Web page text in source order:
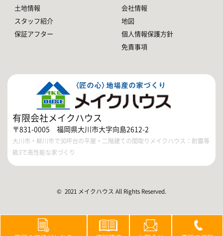
土地情報
スタッフ紹介
保証アフター
会社情報
地図
個人情報保護方針
免責事項
有限会社メイクハウス
〒831-0005 福岡県大川市大字向島2612-2
大川市・柳川市で30坪台の平屋・二階建ての間取りメイクハウス：耐震等
級3で高性能な家づくり
© 2021 メイクハウス All Rights Reserved.